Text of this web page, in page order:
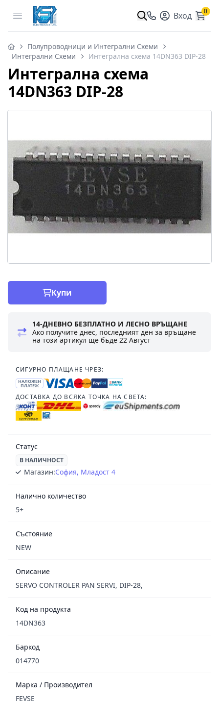
Open menu Вход 0
Полупроводници и Интегрални Схеми
Интегрални Схеми
Интегрална схема 14DN363 DIP-28
Интегрална схема
14DN363 DIP-28
Купи
14-ДНЕВНО БЕЗПЛАТНО И ЛЕСНО ВРЪЩАНЕ
Ако получите днес, последният ден за връщане
на този артикул ще бъде22 Август
СИГУРНО ПЛАЩАНЕ ЧРЕЗ:
НАЛОЖЕН
ПЛАТЕЖ
ДОСТАВКА ДО ВСЯКА ТОЧКА НА СВЕТА:
Статус
В НАЛИЧНОСТ
Магазин:София, Младост 4
Налично количество
5+
Състояние
NEW
Описание
SERVO CONTROLER PAN SERVI, DIP-28,
Код на продукта
14DN363
Баркод
014770
Марка / Производител
FEVSE